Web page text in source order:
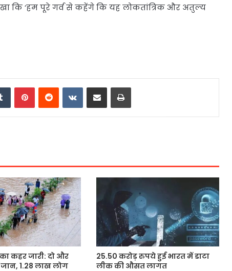
कि ‘हम पूरे गर्व से कहेंगे कि यह लोकतांत्रिक और अतुल्य
TumblrPinterestReddit VKontakte
Share via Email Print
कहर जारी: दो और
1.28 लाख लोग
25.50 करोड़ रुपये हुई भारत में डाटा
लीक की औसत लागत